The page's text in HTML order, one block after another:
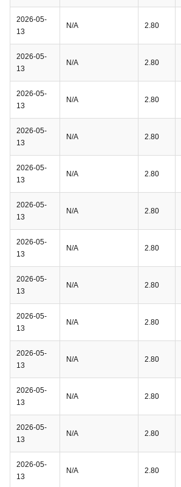
2026-05-
13
N/A 2.80
2026-05-
13
N/A 2.80
2026-05-
13
N/A 2.80
2026-05-
13
N/A 2.80
2026-05-
13
N/A 2.80
2026-05-
13
N/A 2.80
2026-05-
13
N/A 2.80
2026-05-
13
N/A 2.80
2026-05-
13
N/A 2.80
2026-05-
13
N/A 2.80
2026-05-
13
N/A 2.80
2026-05-
13
N/A 2.80
2026-05-
13
N/A 2.80